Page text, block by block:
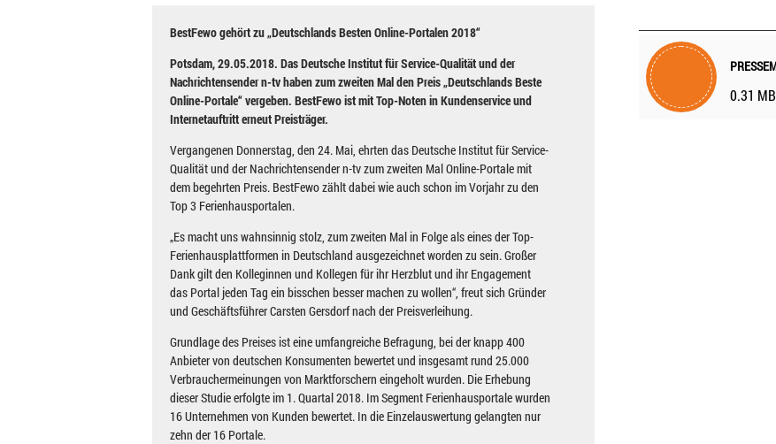
BestFewo gehört zu „Deutschlands Besten Online-Portalen 2018“
Potsdam, 29.05.2018. Das Deutsche Institut für Service-Qualität und der
Nachrichtensender n-tv haben zum zweiten Mal den Preis „Deutschlands Beste
Online-Portale“ vergeben. BestFewo ist mit Top-Noten in Kundenservice und
Internetauftritt erneut Preisträger.
Vergangenen Donnerstag, den 24. Mai, ehrten das Deutsche Institut für Service-
Qualität und der Nachrichtensender n-tv zum zweiten Mal Online-Portale mit
dem begehrten Preis. BestFewo zählt dabei wie auch schon im Vorjahr zu den
Top 3 Ferienhausportalen.
„Es macht uns wahnsinnig stolz, zum zweiten Mal in Folge als eines der Top-
Ferienhausplattformen in Deutschland ausgezeichnet worden zu sein. Großer
Dank gilt den Kolleginnen und Kollegen für ihr Herzblut und ihr Engagement
das Portal jeden Tag ein bisschen besser machen zu wollen“, freut sich Gründer
und Geschäftsführer Carsten Gersdorf nach der Preisverleihung.
Grundlage des Preises ist eine umfangreiche Befragung, bei der knapp 400
Anbieter von deutschen Konsumenten bewertet und insgesamt rund 25.000
Verbrauchermeinungen von Marktforschern eingeholt wurden. Die Erhebung
dieser Studie erfolgte im 1. Quartal 2018. Im Segment Ferienhausportale wurden
16 Unternehmen von Kunden bewertet. In die Einzelauswertung gelangten nur
zehn der 16 Portale.
0.31 MB